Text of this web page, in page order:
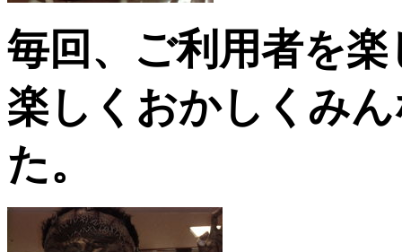
毎回、ご利用者を
楽しくおかしくみ
た。